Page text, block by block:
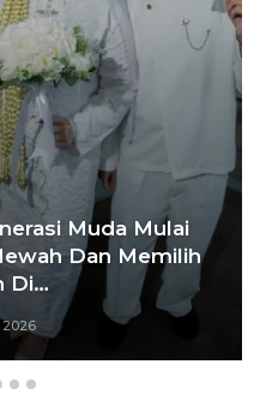
Muda Mulai
Dan Memilih
Di…
2026